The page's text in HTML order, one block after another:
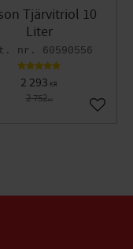
Tjärvitriol 10
Liter
60590556
2 293 KR
2 752KR
Lägg